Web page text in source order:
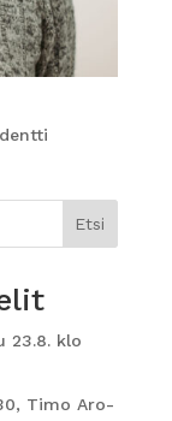
Etsi
23.8. klo
Timo Aro-